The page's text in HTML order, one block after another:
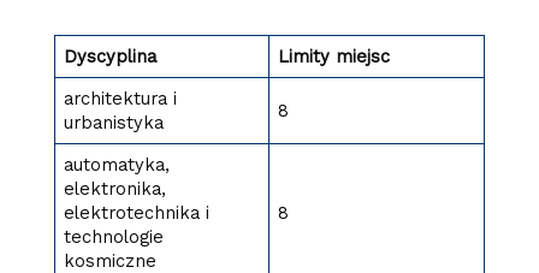
Dyscyplina
Limity miejsc
architektura i
urbanistyka
8
automatyka,
elektronika,
elektrotechnika i
technologie
kosmiczne
8